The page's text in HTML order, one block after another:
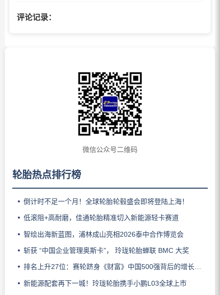
评论记录：
微信公众号二维码
轮胎热点排行榜
倒计时不足一个月！全球轮胎轮毂盛会即将登陆上海！
低滚阻+高耐磨，佳通轮胎精准切入新能源轻卡赛道
智绘出海新蓝图，浦林成山亮相2026泰中合作博览会
斩获 “中国企业管理奥斯卡”， 玲珑轮胎蝉联 BMC 大奖
排名上升27位：赛轮跻身《财富》中国500强背后的增长逻辑
新能源配套再下一城！玲珑轮胎携手小鹏L03全球上市